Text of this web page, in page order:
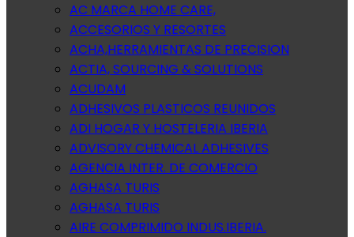
AC MARCA HOME CARE,
ACCESORIOS Y RESORTES
ACHA,HERRAMIENTAS DE PRECISION
ACTIA, SOURCING & SOLUTIONS
ACUDAM
ADHESIVOS PLASTICOS REUNIDOS
ADI HOGAR Y HOSTELERIA IBERIA
ADVISORY CHEMICAL ADHESIVES
AGENCIA INTER. DE COMERCIO
AGHASA TURIS
AGHASA TURIS
AIRE COMPRIMIDO INDUS.IBERIA.